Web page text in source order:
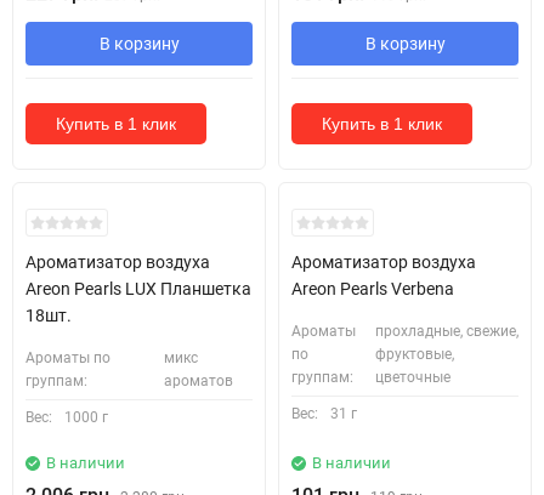
В корзину
Купить в 1 клик
В корзину
Купить в 1 клик
Ароматизатор воздуха
Areon Pearls LUX Планшетка
18шт.
Ароматы по
группам:
микс
ароматов
Вес: 1000 г
В наличии
Ароматизатор воздуха
Areon Pearls Verbena
Ароматы
по
группам:
прохладные, свежие,
фруктовые,
цветочные
Вес: 31 г
В наличии